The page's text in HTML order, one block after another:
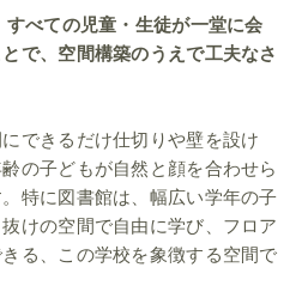
べての児童・生徒が一堂に会
で、空間構築のうえで工夫なさ
できるだけ仕切りや壁を設け
の子どもが自然と顔を合わせら
特に図書館は、幅広い学年の子
けの空間で自由に学び、フロア
る、この学校を象徴する空間で